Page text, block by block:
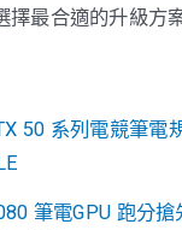
擇最合適的升級方
50 系列電競筆電
筆電GPU 跑分